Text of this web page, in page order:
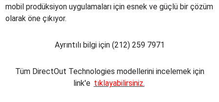
mobil prodüksiyon uygulamaları için esnek ve güçlü bir çözüm
olarak öne çıkıyor.
Ayrıntılı bilgi için (212) 259 7971
Tüm DirectOut Technologies modellerini incelemek için
link'e tıklayabilirsiniz.